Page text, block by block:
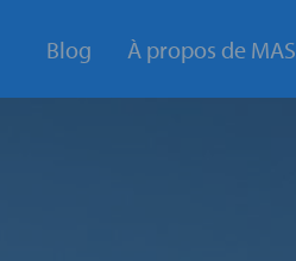
Blog À propos de MAS